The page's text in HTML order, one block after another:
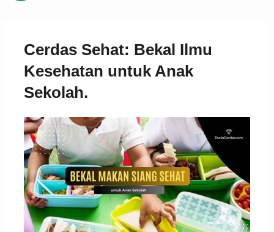
Cerdas Sehat: Bekal Ilmu
Kesehatan untuk Anak
Sekolah.